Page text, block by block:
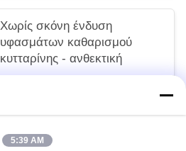
Χωρίς σκόνη ένδυση
υφασμάτων καθαρισμού
κυτταρίνης - ανθεκτική
ΜΕ
5:39 AM